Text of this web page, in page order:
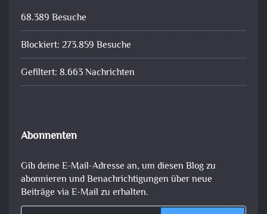
68.389 Besuche
Blockiert: 273.859 Besuche
Gefiltert: 8.663 Nachrichten
Abonnenten
Gib deine E-Mail-Adresse an, um diesen Blog zu
abonnieren und Benachrichtigungen über neue
Beiträge via E-Mail zu erhalten.
Gib deine E-Mail-Adresse ein ...